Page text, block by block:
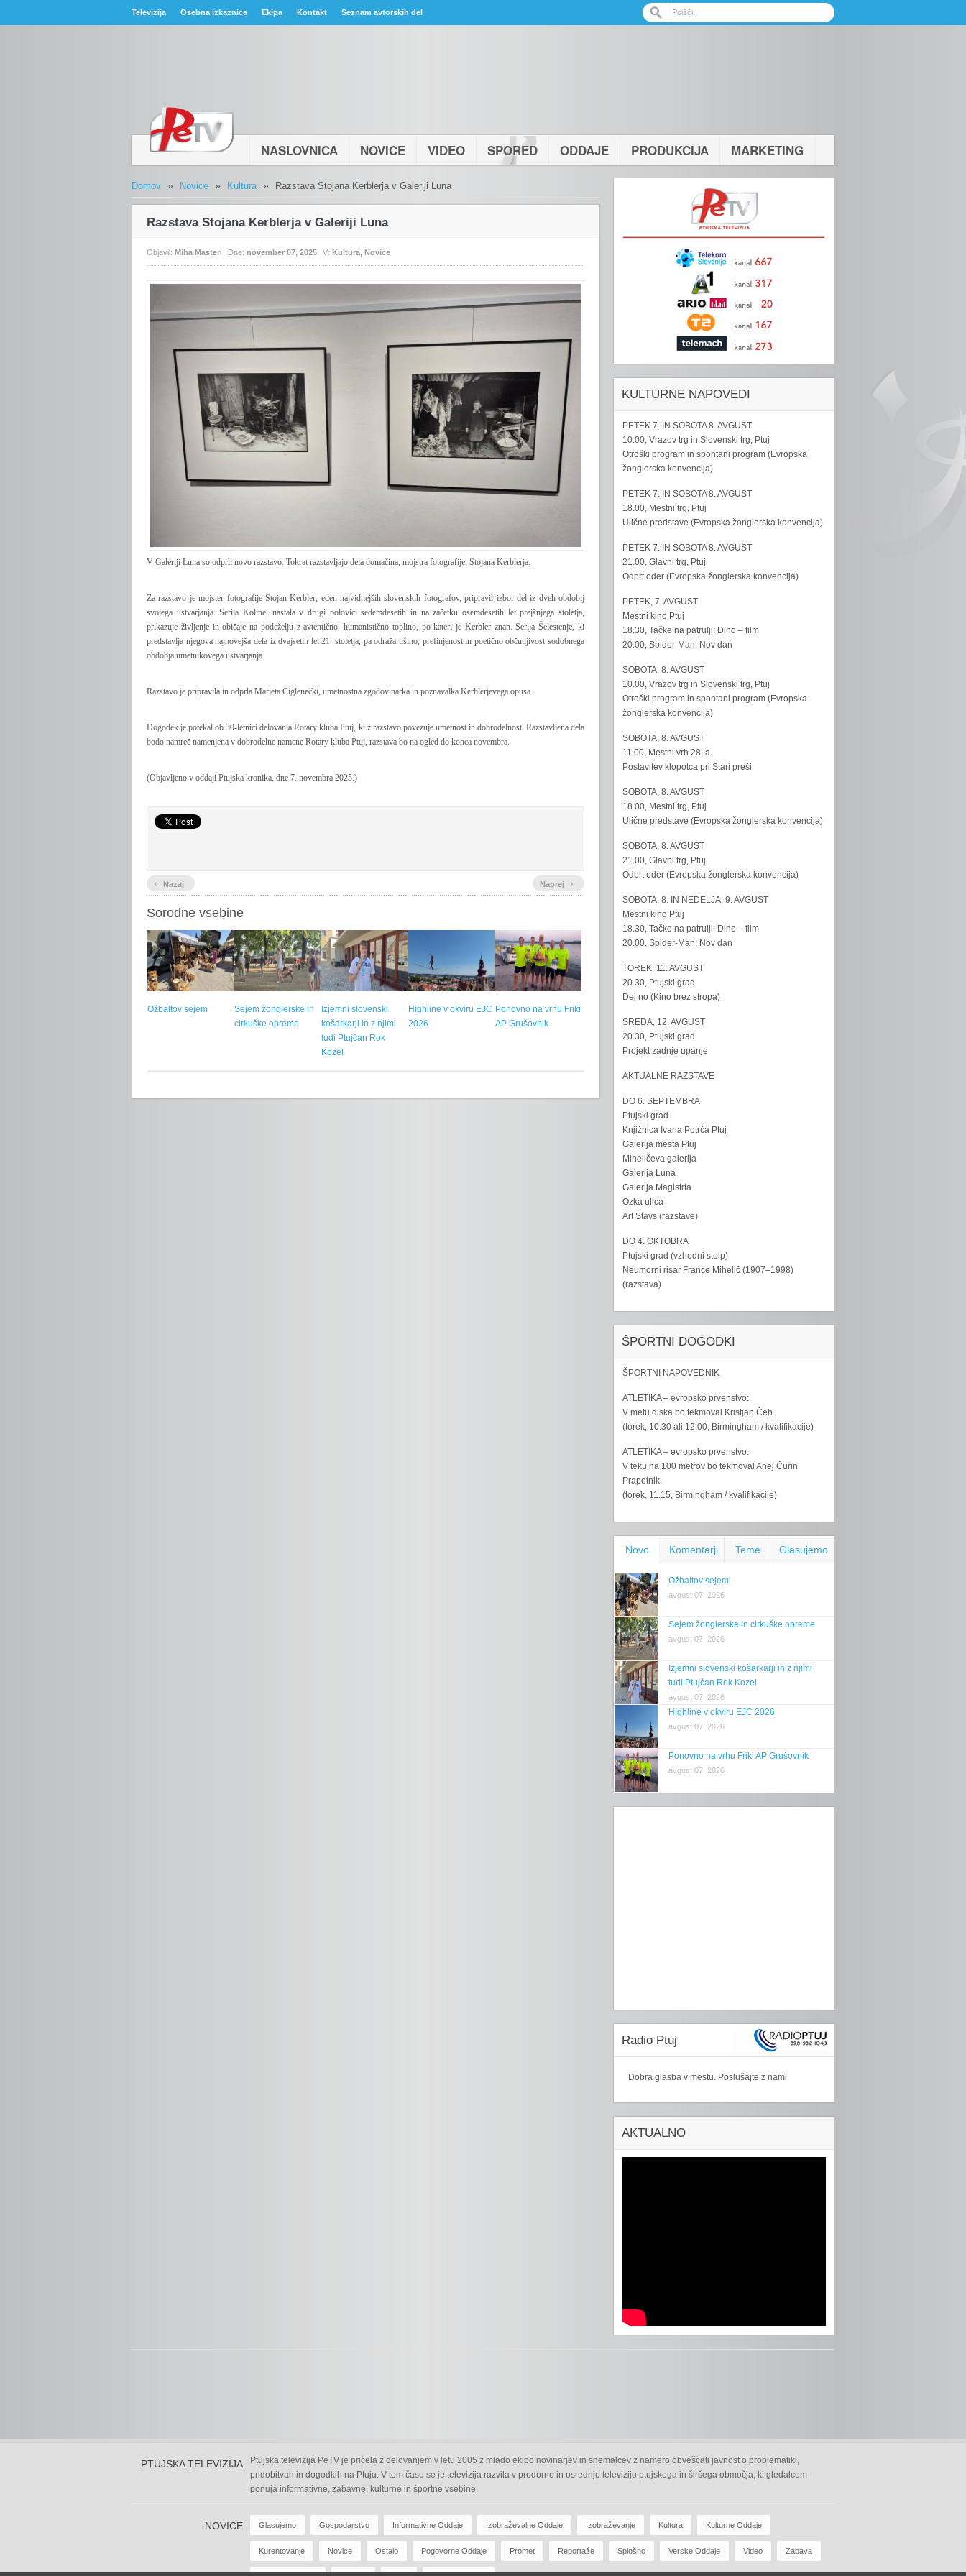
Televizija Osebna izkaznica Ekipa Kontakt Seznam avtorskih del
NASLOVNICA NOVICE VIDEO SPORED ODDAJE PRODUKCIJA MARKETING
Domov » Novice » Kultura » Razstava Stojana Kerblerja v Galeriji Luna
Razstava Stojana Kerblerja v Galeriji Luna
Objavil: Miha Masten Dne: november 07, 2025 V: Kultura, Novice
V Galeriji Luna so odprli novo razstavo. Tokrat razstavljajo dela domačina, mojstra fotografije, Stojana Kerblerja.
Za razstavo je mojster fotografije Stojan Kerbler, eden najvidnejših slovenskih fotografov, pripravil izbor del iz dveh obdobij
svojega ustvarjanja. Serija Koline, nastala v drugi polovici sedemdesetih in na začetku osemdesetih let prejšnjega stoletja,
prikazuje življenje in običaje na podeželju z avtentično, humanistično toplino, po kateri je Kerbler znan. Serija Šelestenje, ki
predstavlja njegova najnovejša dela iz dvajsetih let 21. stoletja, pa odraža tišino, prefinjenost in poetično občutljivost sodobnega
obdobja umetnikovega ustvarjanja.
Razstavo je pripravila in odprla Marjeta Ciglenečki, umetnostna zgodovinarka in poznavalka Kerblerjevega opusa.
Dogodek je potekal ob 30-letnici delovanja Rotary kluba Ptuj, ki z razstavo povezuje umetnost in dobrodelnost. Razstavljena dela
bodo namreč namenjena v dobrodelne namene Rotary kluba Ptuj, razstava bo na ogled do konca novembra.
(Objavljeno v oddaji Ptujska kronika, dne 7. novembra 2025.)
‹ Nazaj Naprej ›
Sorodne vsebine
Ožbaltov sejem
Sejem žonglerske in
cirkuške opreme
Izjemni slovenski
košarkarji in z njimi
tudi Ptujčan Rok
Kozel
Highline v okviru EJC
2026
Ponovno na vrhu Friki
AP Grušovnik
KULTURNE NAPOVEDI
PETEK 7. IN SOBOTA 8. AVGUST
10.00, Vrazov trg in Slovenski trg, Ptuj
Otroški program in spontani program (Evropska
žonglerska konvencija)
PETEK 7. IN SOBOTA 8. AVGUST
18.00, Mestni trg, Ptuj
Ulične predstave (Evropska žonglerska konvencija)
PETEK 7. IN SOBOTA 8. AVGUST
21.00, Glavni trg, Ptuj
Odprt oder (Evropska žonglerska konvencija)
PETEK, 7. AVGUST
Mestni kino Ptuj
18.30, Tačke na patrulji: Dino – film
20.00, Spider-Man: Nov dan
SOBOTA, 8. AVGUST
10.00, Vrazov trg in Slovenski trg, Ptuj
Otroški program in spontani program (Evropska
žonglerska konvencija)
SOBOTA, 8. AVGUST
11.00, Mestni vrh 28, a
Postavitev klopotca pri Stari preši
SOBOTA, 8. AVGUST
18.00, Mestni trg, Ptuj
Ulične predstave (Evropska žonglerska konvencija)
SOBOTA, 8. AVGUST
21.00, Glavni trg, Ptuj
Odprt oder (Evropska žonglerska konvencija)
SOBOTA, 8. IN NEDELJA, 9. AVGUST
Mestni kino Ptuj
18.30, Tačke na patrulji: Dino – film
20.00, Spider-Man: Nov dan
TOREK, 11. AVGUST
20.30, Ptujski grad
Dej no (Kino brez stropa)
SREDA, 12. AVGUST
20.30, Ptujski grad
Projekt zadnje upanje
AKTUALNE RAZSTAVE
DO 6. SEPTEMBRA
Ptujski grad
Knjižnica Ivana Potrča Ptuj
Galerija mesta Ptuj
Miheličeva galerija
Galerija Luna
Galerija Magistrta
Ozka ulica
Art Stays (razstave)
DO 4. OKTOBRA
Ptujski grad (vzhodni stolp)
Neumorni risar France Mihelič (1907–1998)
(razstava)
ŠPORTNI DOGODKI
ŠPORTNI NAPOVEDNIK
ATLETIKA – evropsko prvenstvo:
V metu diska bo tekmoval Kristjan Čeh.
(torek, 10.30 ali 12.00, Birmingham / kvalifikacije)
ATLETIKA – evropsko prvenstvo:
V teku na 100 metrov bo tekmoval Anej Čurin
Prapotnik.
(torek, 11.15, Birmingham / kvalifikacije)
Novo Komentarji Teme Glasujemo
Ožbaltov sejem
avgust 07, 2026
Sejem žonglerske in cirkuške opreme
avgust 07, 2026
Izjemni slovenski košarkarji in z njimi
tudi Ptujčan Rok Kozel
avgust 07, 2026
Highline v okviru EJC 2026
avgust 07, 2026
Ponovno na vrhu Friki AP Grušovnik
avgust 07, 2026
Radio Ptuj
Dobra glasba v mestu. Poslušajte z nami
AKTUALNO
PTUJSKA TELEVIZIJA
Ptujska televizija PeTV je pričela z delovanjem v letu 2005 z mlado ekipo novinarjev in snemalcev z namero obveščati javnost o problematiki,
pridobitvah in dogodkih na Ptuju. V tem času se je televizija razvila v prodorno in osrednjo televizijo ptujskega in širšega območja, ki gledalcem
ponuja informativne, zabavne, kulturne in športne vsebine.
NOVICE Glasujemo Gospodarstvo Informativne Oddaje Izobraževalne Oddaje Izobraževanje Kultura Kulturne Oddaje
Kurentovanje Novice Ostalo Pogovorne Oddaje Promet Reportaže Splošno Verske Oddaje Video Zabava